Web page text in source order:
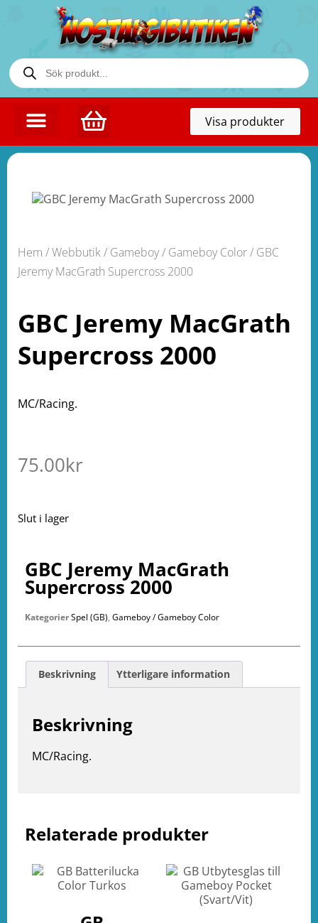
Visa produkter
Hem /Webbutik/ Gameboy / Gameboy Color/ GBC
Jeremy MacGrath Supercross 2000
GBC Jeremy MacGrath
Supercross 2000
MC/Racing.
75.00kr
Slut i lager
Relaterade produkter
GBC Jeremy MacGrath
Supercross 2000
KategorierSpel (GB), Gameboy / Gameboy Color
Beskrivning Ytterligare information
Beskrivning
MC/Racing.